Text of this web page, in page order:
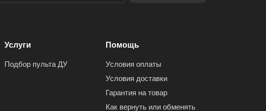
Услуги
Подбор пульта ДУ
Помощь
Условия оплаты
Условия доставки
Гарантия на товар
Как вернуть или обменять